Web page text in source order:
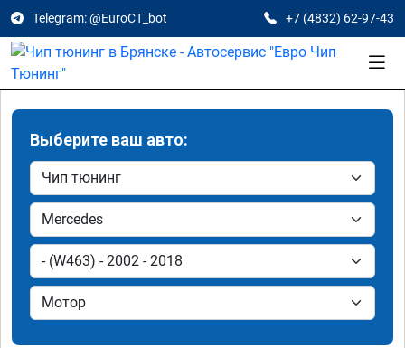
Telegram: @EuroCT_bot +7 (4832) 62-97-43
Выберите ваш авто: